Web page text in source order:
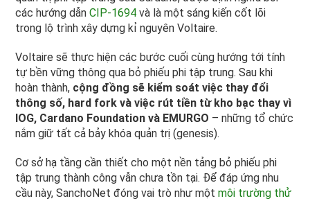
các hướng dẫnCIP-1694 và là một sáng kiến cốt lõi
trong lộ trình xây dựng kỉ nguyên Voltaire.
Voltaire sẽ thực hiện các bước cuối cùng hướng tới tính
tự bền vững thông qua bỏ phiếu phi tập trung. Sau khi
hoàn thành, cộng đồng sẽ kiểm soát việc thay đổi
thông số, hard fork và việc rút tiền từ kho bạc thay vì
IOG, Cardano Foundation và EMURGO – những tổ chức
nắm giữ tất cả bảy khóa quản trị (genesis).
Cơ sở hạ tầng cần thiết cho một nền tảng bỏ phiếu phi
tập trung thành công vẫn chưa tồn tại. Để đáp ứng nhu
cầu này, SanchoNet đóng vai trò như mộtmôi trường thử